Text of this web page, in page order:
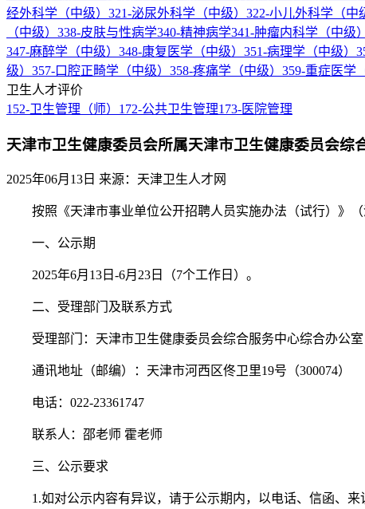
经外科学（中级） 321-泌尿外科学（中级） 322-小儿外科学（中
（中级） 338-皮肤与性病学340-精神病学341-肿瘤内科学（中级）
347-麻醉学（中级） 348-康复医学（中级） 351-病理学（中级）
级） 357-口腔正畸学（中级） 358-疼痛学（中级） 359-重症医学
卫生人才评价
152-卫生管理（师） 172-公共卫生管理173-医院管理
天津市卫生健康委员会所属天津市卫生健康委员会综
2025年06月13日 来源：天津卫生人才网
按照《天津市事业单位公开招聘人员实施办法（试行）》（
一、公示期
2025年6月13日-6月23日（7个工作日）。
二、受理部门及联系方式
受理部门：天津市卫生健康委员会综合服务中心综合办公室
通讯地址（邮编）：天津市河西区佟卫里19号（300074）
电话：022-23361747
联系人：邵老师 霍老师
三、公示要求
1.如对公示内容有异议，请于公示期内，以电话、信函、来